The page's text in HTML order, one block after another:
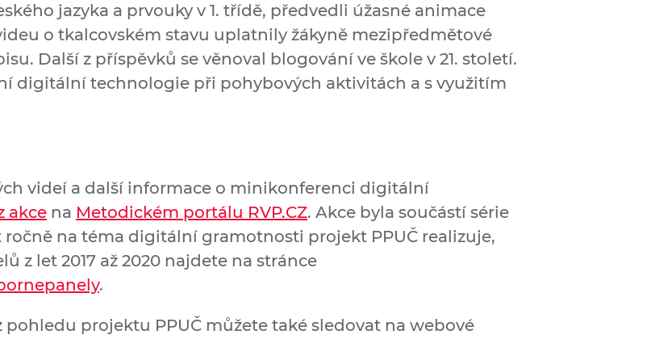
jazyka a prvouky v 1. třídě, předvedli úžasné animace
o tkalcovském stavu uplatnily žákyně mezipředmětové
Další z příspěvků se věnoval blogování ve škole v 21. století.
digitální technologie při pohybových aktivitách a s využitím
videí a další informace o minikonferenci digitální
akce na Metodickém portálu RVP.CZ. Akce byla součástí série
na téma digitální gramotnosti projekt PPUČ realizuje,
z let 2017 až 2020 najdete na stránce
.
projektu PPUČ můžete také sledovat na webové